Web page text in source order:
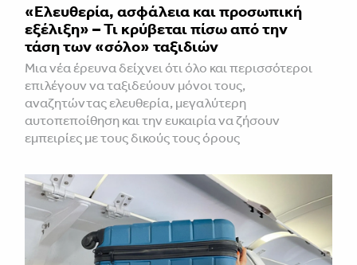
«Ελευθερία, ασφάλεια και προσωπική
εξέλιξη» – Τι κρύβεται πίσω από την
τάση των «σόλο» ταξιδιών
Μια νέα έρευνα δείχνει ότι όλο και περισσότεροι
επιλέγουν να ταξιδεύουν μόνοι τους,
αναζητώντας ελευθερία, μεγαλύτερη
αυτοπεποίθηση και την ευκαιρία να ζήσουν
εμπειρίες με τους δικούς τους όρους